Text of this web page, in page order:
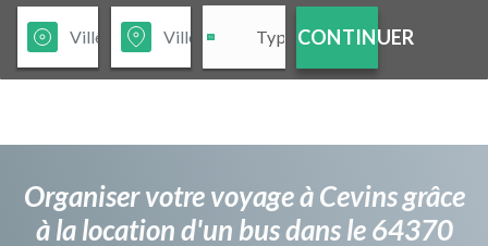
CONTINUER
Organiser votre voyage à Cevins grâce
à la location d'un bus dans le 64370